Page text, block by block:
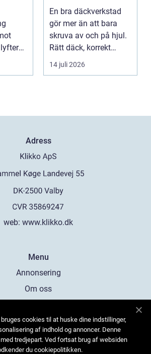
mil året runt
En bra däckverkstad
gör mer än att bara
skruva av och på hjul.
Rätt däck, korrekt
montering och rege...
14 juli 2026
Adress
web: www.klikko.dk
Menu
Annonsering
Om oss
Kontakta oss
Sitemap
cookies til at huske dine indstillinger,
af indhold og annoncer. Denne
tredjepart. Ved fortsat brug af websiden
du cookiepolitikken.